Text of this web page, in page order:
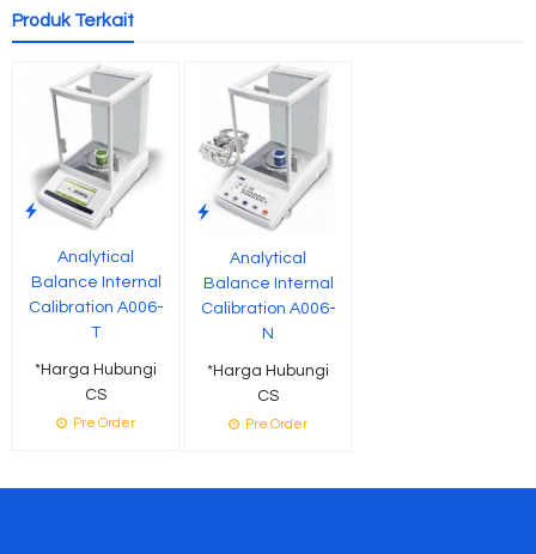
Produk Terkait
Analytical
Balance Internal
Calibration A006-
T
*Harga Hubungi
CS
Pre Order
Analytical
Balance Internal
Calibration A006-
N
*Harga Hubungi
CS
Pre Order